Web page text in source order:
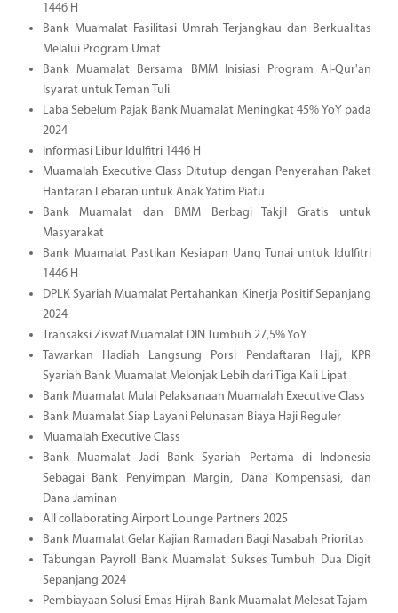
1446 H
Bank Muamalat Fasilitasi Umrah Terjangkau dan Berkualitas
Melalui Program Umat
Bank Muamalat Bersama BMM Inisiasi Program Al-Qur'an
Isyarat untuk Teman Tuli
Laba Sebelum Pajak Bank Muamalat Meningkat 45% YoY pada
2024
Informasi Libur Idulfitri 1446 H
Muamalah Executive Class Ditutup dengan Penyerahan Paket
Hantaran Lebaran untuk Anak Yatim Piatu
Bank Muamalat dan BMM Berbagi Takjil Gratis untuk
Masyarakat
Bank Muamalat Pastikan Kesiapan Uang Tunai untuk Idulfitri
1446 H
DPLK Syariah Muamalat Pertahankan Kinerja Positif Sepanjang
2024
Transaksi Ziswaf Muamalat DIN Tumbuh 27,5% YoY
Tawarkan Hadiah Langsung Porsi Pendaftaran Haji, KPR
Syariah Bank Muamalat Melonjak Lebih dari Tiga Kali Lipat
Bank Muamalat Mulai Pelaksanaan Muamalah Executive Class
Bank Muamalat Siap Layani Pelunasan Biaya Haji Reguler
Muamalah Executive Class
Bank Muamalat Jadi Bank Syariah Pertama di Indonesia
Sebagai Bank Penyimpan Margin, Dana Kompensasi, dan
Dana Jaminan
All collaborating Airport Lounge Partners 2025
Bank Muamalat Gelar Kajian Ramadan Bagi Nasabah Prioritas
Tabungan Payroll Bank Muamalat Sukses Tumbuh Dua Digit
Sepanjang 2024
Pembiayaan Solusi Emas Hijrah Bank Muamalat Melesat Tajam